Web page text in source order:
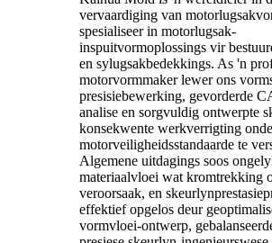
vervaardiging van
spesialiseer in motorlugsak-
inspuitvormoplossings vir
en sylugsakbedekkings. As 'n
motorvormmaker lewer ons
presisiebewerking, gevorderde
analise en sorgvuldig ontwerpte
konsekwente werkverrigting
motorveiligheidsstandaarde te
Algemene uitdagings soos
materiaalvloei wat kromtrekking
veroorsaak, en
effektief opgelos deur
vormvloei-ontwerp,